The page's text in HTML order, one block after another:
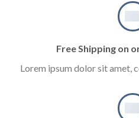
Free Shipping on
Lorem ipsum dolor sit amet,